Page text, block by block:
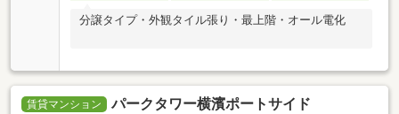
分譲タイプ・外観タイル張り・最上階・オール電化
賃貸マンション パークタワー横濱ポートサイド